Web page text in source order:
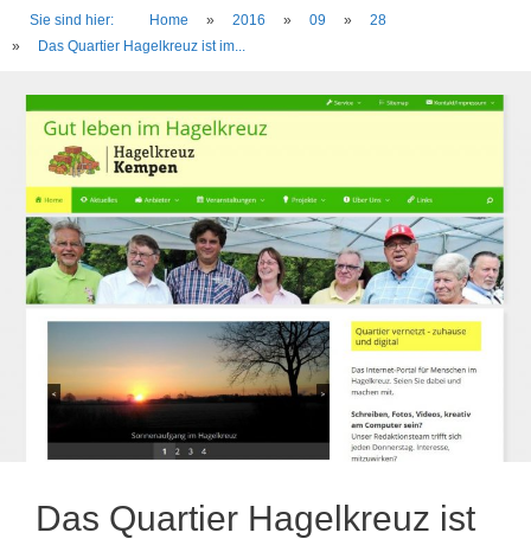
Sie sind hier: Home » 2016 » 09 »
28
»
Das Quartier Hagelkreuz ist im...
Das Quartier Hagelkreuz ist